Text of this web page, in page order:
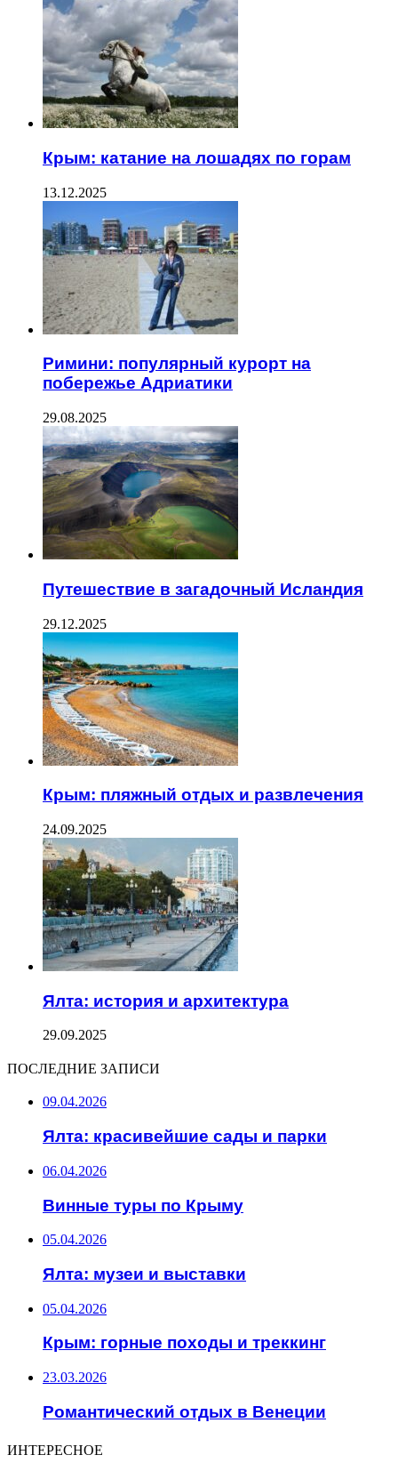
Крым: катание на лошадях по горам
13.12.2025
Римини: популярный курорт на
побережье Адриатики
29.08.2025
Путешествие в загадочный Исландия
29.12.2025
Крым: пляжный отдых и развлечения
24.09.2025
Ялта: история и архитектура
29.09.2025
ПОСЛЕДНИЕ ЗАПИСИ
09.04.2026
Ялта: красивейшие сады и парки
06.04.2026
Винные туры по Крыму
05.04.2026
Ялта: музеи и выставки
05.04.2026
Крым: горные походы и треккинг
23.03.2026
Романтический отдых в Венеции
ИНТЕРЕСНОЕ